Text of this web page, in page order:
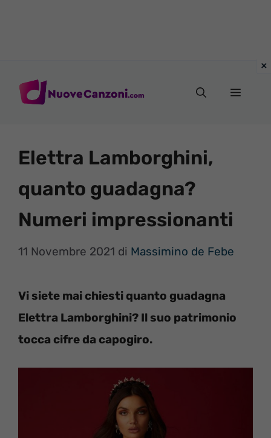
Menu
Elettra Lamborghini,
quanto guadagna?
Numeri impressionanti
11 Novembre 2021 di Massimino de Febe
Vi siete mai chiesti quanto guadagna
Elettra Lamborghini? Il suo patrimonio
tocca cifre da capogiro.